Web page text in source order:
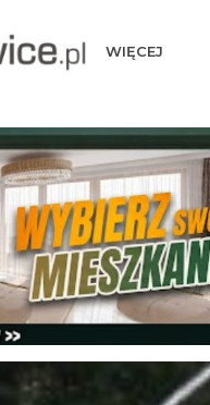
WIĘCEJ